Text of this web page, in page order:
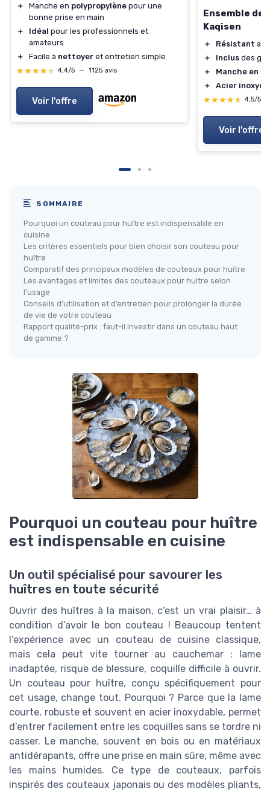
＋
Manche en polypropylène pour une
bonne prise en main
＋
Idéal pour les professionnels et
amateurs
＋
Facile à nettoyer et entretien simple
★★★★★
★★★★★ 4,4/5 — 1125 avis
Voir l'offre
Ensemble de
Kaqisen
＋ Résistant
＋
Inclus des
＋
Manche en
＋
Acier
★★★★★
★★★★★ 4,5/5
Voir l'offre
SOMMAIRE
Pourquoi un couteau pour huître est indispensable en
cuisine
Les critères essentiels pour bien choisir son couteau pour
huître
Comparatif des principaux modèles de couteaux pour huître
Les avantages et limites des couteaux pour huître selon
l’usage
Conseils d’utilisation et d’entretien pour prolonger la durée
de vie de votre couteau
Rapport qualité-prix : faut-il investir dans un couteau haut
de gamme ?
Pourquoi un couteau pour huître
est indispensable en cuisine
Un outil spécialisé pour savourer les
huîtres en toute sécurité
Ouvrir des huîtres à la maison, c’est un vrai plaisir… à
condition d’avoir le bon couteau ! Beaucoup tentent
l’expérience avec un couteau de cuisine classique,
mais cela peut vite tourner au cauchemar : lame
inadaptée, risque de blessure, coquille difficile à ouvrir.
Un couteau pour huître, conçu spécifiquement pour
cet usage, change tout. Pourquoi ? Parce que la lame
courte, robuste et souvent en acier inoxydable, permet
d’entrer facilement entre les coquilles sans se tordre ni
casser. Le manche, souvent en bois ou en matériaux
antidérapants, offre une prise en main sûre, même avec
les mains humides. Ce type de couteaux, parfois
inspirés des couteaux japonais ou des modèles pliants,